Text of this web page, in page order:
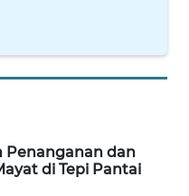
Penanganan dan
di Tepi Pantai